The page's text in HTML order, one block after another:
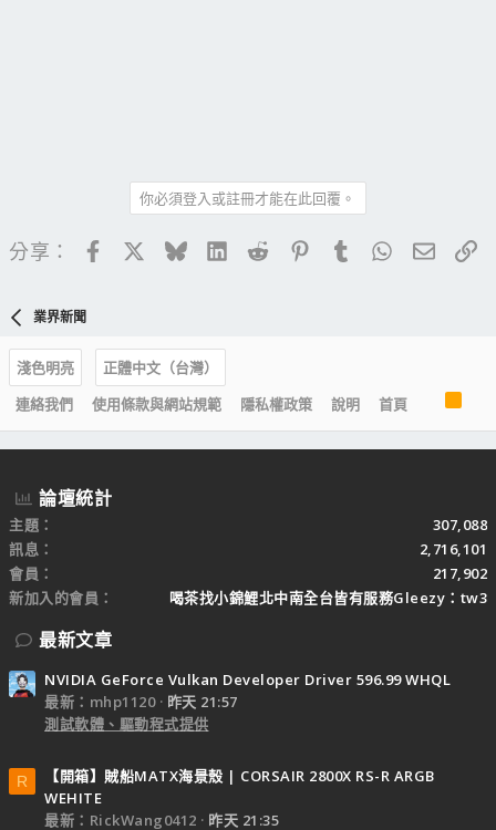
你必須登入或註冊才能在此回覆。
分享： FacebookBlueskyLinkedIn
Reddit PinterestTumblrWhatsApp
電子
業界新聞
淺色明亮
正體中文（台灣）
連絡我們
使用條款與網站規範 隱私權政策 說明 首頁
S
論壇統計
主題
307,088
訊息
2,716,101
會員
217,902
新加入的會員
喝茶找小錦鯉北中南全台皆有服務Gleezy：tw3
最新文章
NVIDIA GeForce Vulkan Developer Driver 596.99 WHQL
最新：mhp1120
昨天 21:57
測試軟體、驅動程式提供
R
【開箱】賊船MATX海景殼 | CORSAIR 2800X RS-R ARGB
WEHITE
最新：RickWang0412
昨天 21:35